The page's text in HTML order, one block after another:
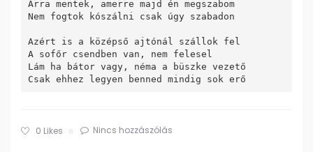
Arra mentek, amerre majd én megszabom
Nem fogtok kószálni csak úgy szabadon
Azért is a középső ajtónál szállok fel
A sofőr csendben van, nem felesel
Lám ha bátor vagy, néma a büszke vezető
0 Likes Nincs hozzászólás